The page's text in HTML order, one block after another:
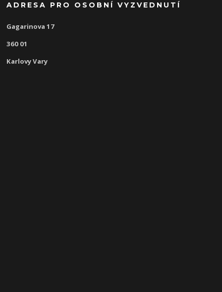
ADRESA PRO OSOBNÍ VYZVEDNUTÍ
Gagarinova 17
360 01
Karlovy Vary